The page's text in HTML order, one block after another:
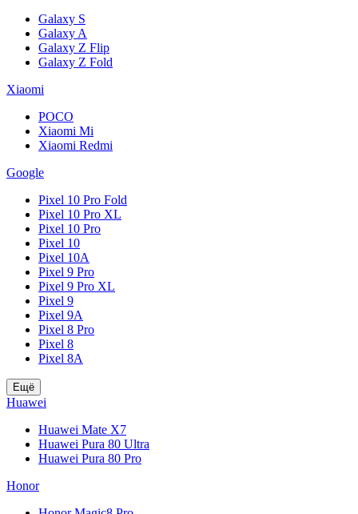
Galaxy S
Galaxy A
Galaxy Z Flip
Galaxy Z Fold
Xiaomi
POCO
Xiaomi Mi
Xiaomi Redmi
Google
Pixel 10 Pro Fold
Pixel 10 Pro XL
Pixel 10 Pro
Pixel 10
Pixel 10A
Pixel 9 Pro
Pixel 9 Pro XL
Pixel 9
Pixel 9A
Pixel 8 Pro
Pixel 8
Pixel 8A
Ещё
Huawei
Huawei Mate X7
Huawei Pura 80 Ultra
Huawei Pura 80 Pro
Honor